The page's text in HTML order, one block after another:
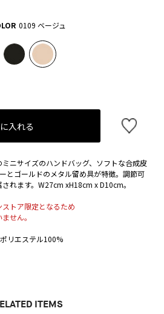
0109 ベージュ
入れる
ニサイズのハンドバッグ、ソフトな合成皮
とゴールドのメタル留め具が特徴。調節可
れます。W27cm xH18cm x D10cm。
トア限定となるため
せん。
リエステル100%
ITEMS